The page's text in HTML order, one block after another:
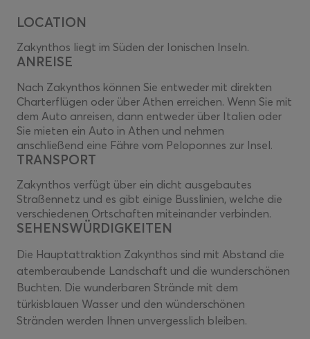
LOCATION
Zakynthos liegt im Süden der Ionischen Inseln.
ANREISE
Nach Zakynthos können Sie entweder mit direkten
Charterflügen oder über Athen erreichen. Wenn Sie mit
dem Auto anreisen, dann entweder über Italien oder
Sie mieten ein Auto in Athen und nehmen
anschließend eine Fähre vom Peloponnes zur Insel.
TRANSPORT
Zakynthos verfügt über ein dicht ausgebautes
Straßennetz und es gibt einige Busslinien, welche die
verschiedenen Ortschaften miteinander verbinden.
SEHENSWÜRDIGKEITEN
Die Hauptattraktion Zakynthos sind mit Abstand die
atemberaubende Landschaft und die wunderschönen
Buchten. Die wunderbaren Strände mit dem
türkisblauen Wasser und den wünderschönen
Stränden werden Ihnen unvergesslich bleiben.